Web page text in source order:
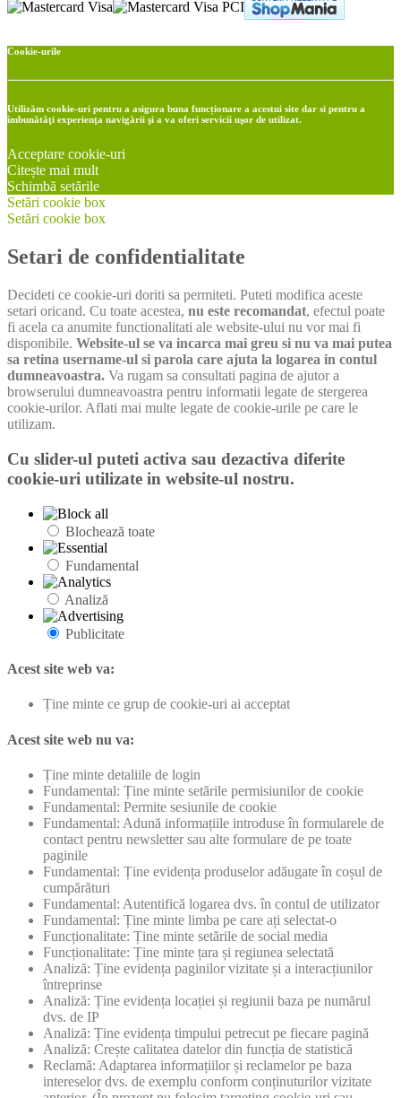
Cookie-urile
Utilizăm cookie-uri pentru a asigura buna funcționare a acestui site dar si pentru a
îmbunătăţi experienţa navigării şi a va oferi servicii uşor de utilizat.
Acceptare cookie-uri
Citește mai mult
Schimbă setările
Setări cookie box
Setări cookie box
Setari de confidentialitate
Decideti ce cookie-uri doriti sa permiteti. Puteti modifica aceste
setari oricand. Cu toate acestea, nu este recomandat, efectul poate
fi acela ca anumite functionalitati ale website-ului nu vor mai fi
disponibile. Website-ul se va incarca mai greu si nu va mai putea
sa retina username-ul si parola care ajuta la logarea in contul
dumneavoastra. Va rugam sa consultati pagina de ajutor a
browserului dumneavoastra pentru informatii legate de stergerea
cookie-urilor. Aflati mai multe legate de cookie-urile pe care le
utilizam.
Cu slider-ul puteti activa sau dezactiva diferite
cookie-uri utilizate in website-ul nostru.
Blochează toate
Fundamental
Analiză
Publicitate
Acest site web va:
Ține minte ce grup de cookie-uri ai acceptat
Acest site web nu va:
Ține minte detaliile de login
Fundamental: Ține minte setările permisiunilor de cookie
Fundamental: Permite sesiunile de cookie
Fundamental: Adună informațiile introduse în formularele de
contact pentru newsletter sau alte formulare de pe toate
paginile
Fundamental: Ține evidența produselor adăugate în coșul de
cumpărături
Fundamental: Autentifică logarea dvs. în contul de utilizator
Fundamental: Ține minte limba pe care ați selectat-o
Funcționalitate: Ține minte setările de social media
Funcționalitate: Ține minte țara și regiunea selectată
Analiză: Ține evidența paginilor vizitate și a interacțiunilor
întreprinse
Analiză: Ține evidența locației și regiunii baza pe numărul
dvs. de IP
Analiză: Ține evidența timpului petrecut pe fiecare pagină
Analiză: Crește calitatea datelor din funcția de statistică
Reclamă: Adaptarea informațiilor și reclamelor pe baza
intereselor dvs. de exemplu conform conținuturilor vizitate